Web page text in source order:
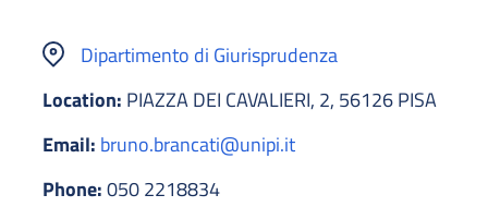
Dipartimento di Giurisprudenza
Location: PIAZZA DEI CAVALIERI, 2, 56126 PISA
Email: bruno.brancati@unipi.it
Phone:050 2218834